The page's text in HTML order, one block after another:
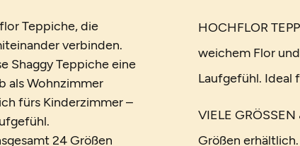
Teppiche, die
verbinden.
Shaggy Teppiche eine
als Wohnzimmer
fürs Kinderzimmer –
24 Größen
HOCHFLOR
weichem Flor
Laufgefühl. Ideal
VIELE
Größen